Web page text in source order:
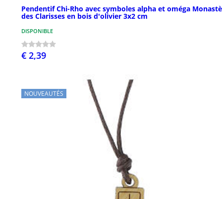
Pendentif Chi-Rho avec symboles alpha et oméga
des Clarisses en bois d'olivier 3x2 cm
DISPONIBLE
€ 2,39
NOUVEAUTÉS